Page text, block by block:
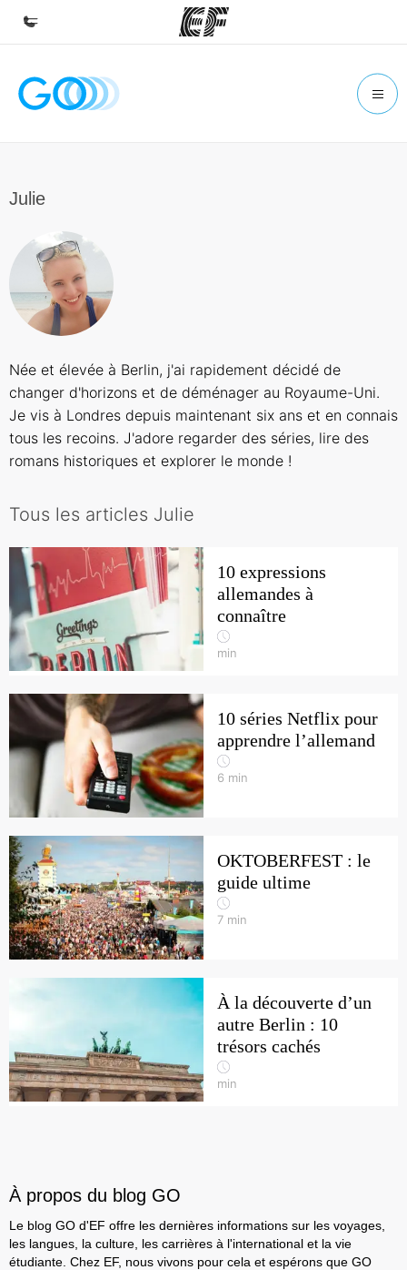
Accueil
Trouver un bureau
A propos de nous
Qui sommes-nous ?
Julie
Née et élevée à Berlin, j'ai rapidement décidé de
changer d'horizons et de déménager au Royaume-Uni.
Je vis à Londres depuis maintenant six ans et en connais
tous les recoins. J'adore regarder des séries, lire des
romans historiques et explorer le monde !
Tous les articles Julie
10 expressions
allemandes à
connaître
min
10 séries Netflix pour
apprendre l’allemand
6 min
OKTOBERFEST : le
guide ultime
7 min
À la découverte d’un
autre Berlin : 10
trésors cachés
min
À propos du blog GO
Le blog GO d'EF offre les dernières informations sur les voyages,
les langues, la culture, les carrières à l'international et la vie
étudiante. Chez EF, nous vivons pour cela et espérons que GO